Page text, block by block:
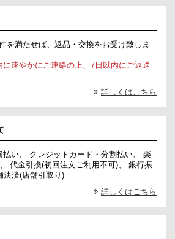
を満たせば、返品・交換をお受け致しま
に速やかにご連絡の上、7日以内にご返送
詳しくはこちら
払い、 クレジットカード・分割払い、 楽
代金引換(初回注文ご利用不可)、 銀行振
決済(店舗引取り)
詳しくはこちら